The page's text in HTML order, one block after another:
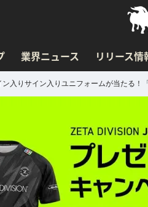
業界ニュース リリース情
ン入りサイン入りユニフォームが当たる